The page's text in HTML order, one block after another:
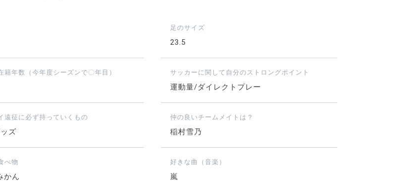
足のサイズ
23.5
籍年数（今年度シーズンで〇年目） サッカーに関して自分のストロングポイント
運動量/ダイレクトプレー
遠征に必ず持っていくもの
ズ
仲の良いチームメイトは？
稲村雪乃
べ物
かん
好きな曲（音楽）
嵐